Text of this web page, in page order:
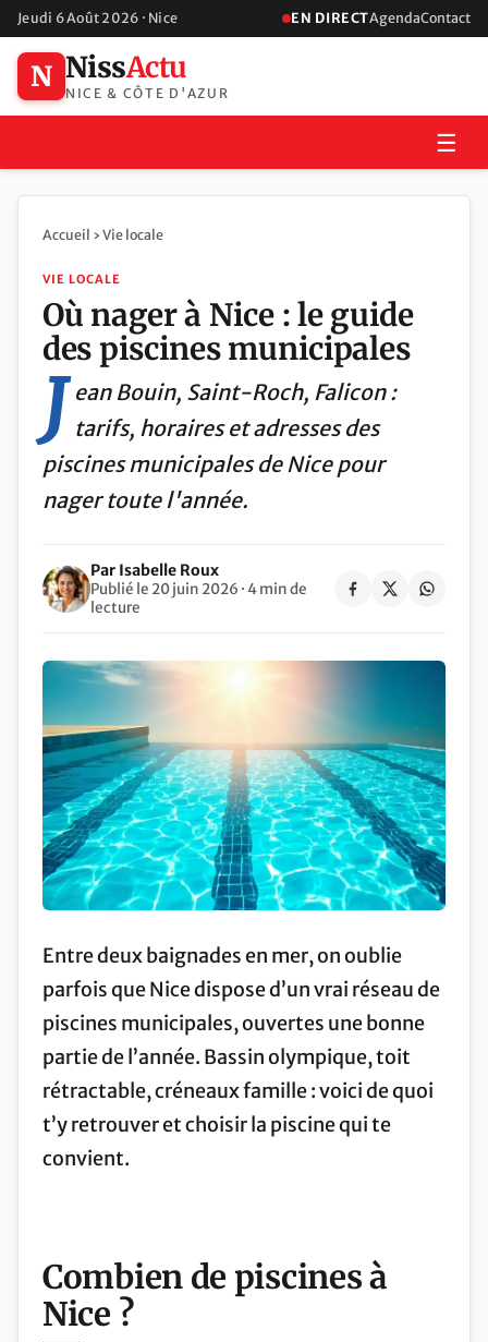
Jeudi 6 Août 2026 · Nice EN DIRECTAgendaContact
N NissActu
NICE & CÔTE D'AZUR
☰
Accueil › Vie locale
VIE LOCALE
Où nager à Nice : le guide
des piscines municipales
J ean Bouin, Saint-Roch, Falicon :
tarifs, horaires et adresses des
piscines municipales de Nice pour
nager toute l'année.
Par Isabelle Roux
Publié le 20 juin 2026 · 4 min de
lecture
Entre deux baignades en mer, on oublie
parfois que Nice dispose d’un vrai réseau de
piscines municipales, ouvertes une bonne
partie de l’année. Bassin olympique, toit
rétractable, créneaux famille : voici de quoi
t’y retrouver et choisir la piscine qui te
convient.
Combien de piscines à
Nice ?